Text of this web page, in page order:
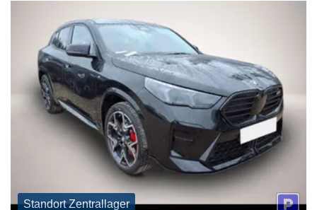
Standort Zentrallager